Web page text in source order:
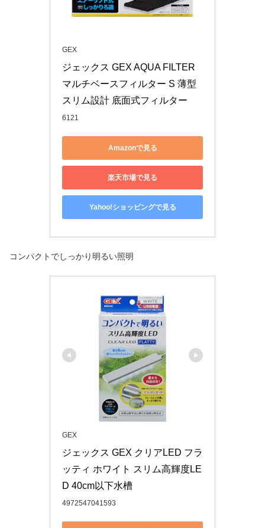
GEX
ジェックス GEX AQUA FILTER
マルチベースフィルター S 薄型
スリム設計 底面式フィルター
6121
Amazonで見る
楽天市場で見る
Yahoo!ショッピングで見る
コンパクトでしっかり明るい照明
GEX
ジェックス GEX クリアLED フラ
ッティ ホワイト スリム高輝度LE
D 40cm以下水槽
4972547041593